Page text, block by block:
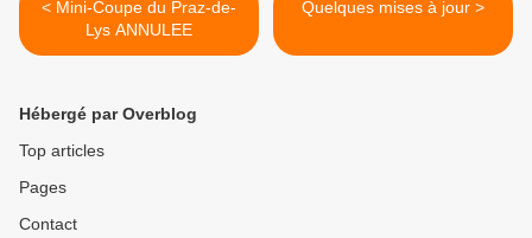
< Mini-Coupe du Praz-de-
Lys ANNULEE
Quelques mises à jour >
Hébergé par Overblog
Top articles
Pages
Contact